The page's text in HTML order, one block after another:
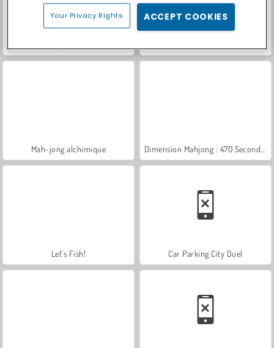
Mah-jong alchimique
Let's Fish! Car Parking City Duel
Your Privacy Rights ACCEPT COOKIES